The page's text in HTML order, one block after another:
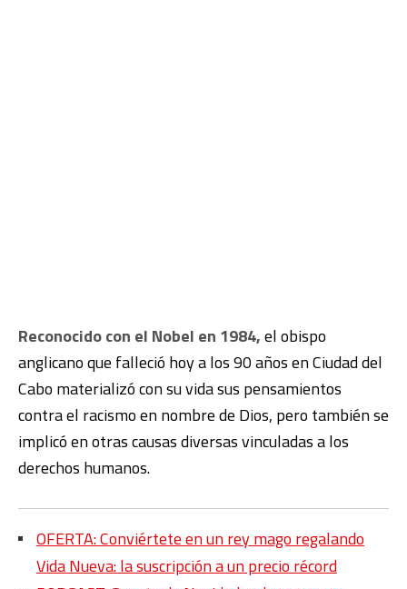
Reconocido con el Nobel en 1984,el obispo
anglicano que falleció hoy a los 90 años en Ciudad del
Cabo materializó con su vida sus pensamientos
contra el racismo en nombre de Dios, pero también se
implicó en otras causas diversas vinculadas a los
derechos humanos.
OFERTA: Conviértete en un rey mago regalando
Vida Nueva: la suscripción a un precio récord